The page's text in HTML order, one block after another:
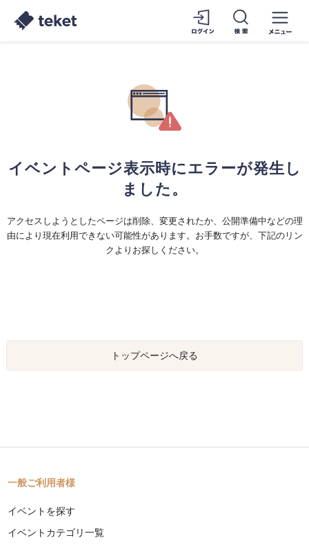
イベントページ表示時にエラーが発生し
ました。
アクセスしようとしたページは削除、変更されたか、公開準備中などの理
由により現在利用できない可能性があります。お手数ですが、下記のリン
クよりお探しください。
トップページへ戻る
一般ご利用者様
イベントを探す
イベントカテゴリ一覧